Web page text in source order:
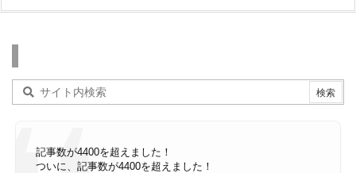
記事数が4400を超えました！
ついに、記事数が4400を超えました！